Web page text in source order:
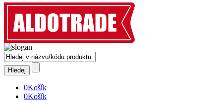
0Košík
0Košík